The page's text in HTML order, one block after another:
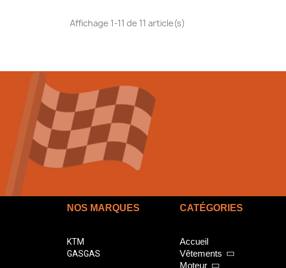
Affichage 1-11 de 11 article(s)
NOS MARQUES
KTM
GASGAS
CATÉGORIES
Accueil
Vêtements
Moteur